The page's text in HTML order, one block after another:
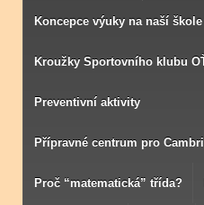
Koncepce výuky na naší škole
Kroužky Sportovního klubu
Preventivní aktivity
Přípravné centrum pro
Proč “matematická” třída?